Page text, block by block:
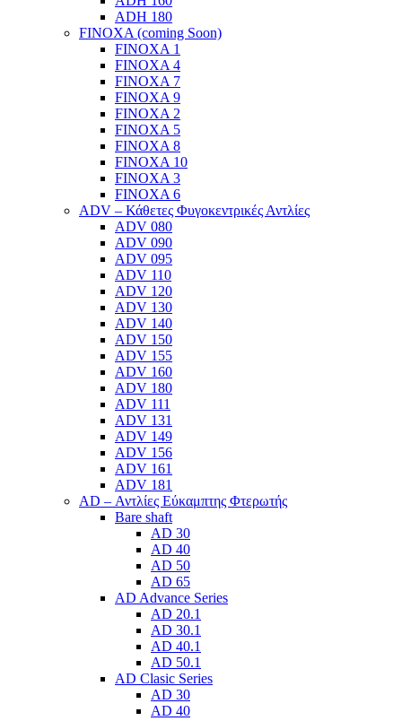
ADH 180
FINOXA (coming Soon)
FINOXA 1
FINOXA 4
FINOXA 7
FINOXA 9
FINOXA 2
FINOXA 5
FINOXA 8
FINOXA 10
FINOXA 3
FINOXA 6
ADV – Κάθετες Φυγοκεντρικές Αντλίες
ADV 080
ADV 090
ADV 095
ADV 110
ADV 120
ADV 130
ADV 140
ADV 150
ADV 155
ADV 160
ADV 180
ADV 111
ADV 131
ADV 149
ADV 156
ADV 161
ADV 181
AD – Αντλίες Εύκαμπτης Φτερωτής
Bare shaft
AD 30
AD 40
AD 50
AD 65
AD Advance Series
AD 20.1
AD 30.1
AD 40.1
AD 50.1
AD Clasic Series
AD 30
AD 40